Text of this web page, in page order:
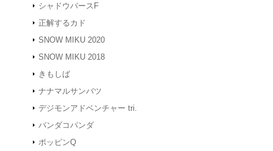
シャドウバースF
正解するカド
SNOW MIKU 2020
SNOW MIKU 2018
きもしば
ナナマルサンバツ
デジモンアドベンチャー tri.
パンダコパンダ
ポッピンQ